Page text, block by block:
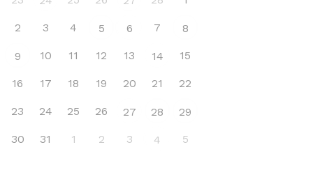
2 3 4 5 6 7 8
9 10 11 12 13 14 15
16 17 18 19 20 21 22
23 24 25 26 27 28 29
30 31 1 2 3 4 5